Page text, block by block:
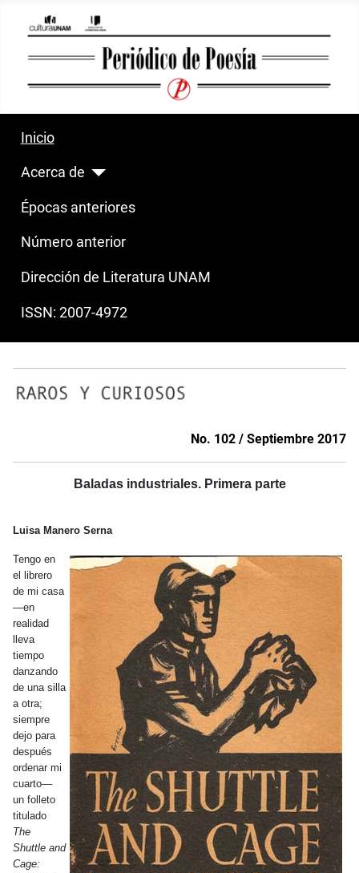
Inicio
Acerca de
Épocas anteriores
Número anterior
Dirección de Literatura UNAM
ISSN: 2007-4972
No. 102 / Septiembre 2017
Baladas industriales. Primera parte
Luisa Manero Serna
Tengo en
el librero
de mi casa
—en
realidad
lleva
tiempo
danzando
de una silla
a otra;
siempre
dejo para
después
ordenar mi
cuarto—
un folleto
titulado
The
Shuttle and
Cage: